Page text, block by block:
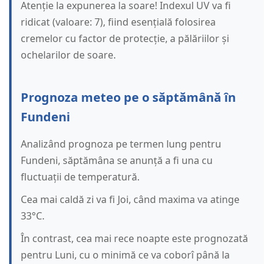
Atenție la expunerea la soare! Indexul UV va fi
ridicat (valoare: 7), fiind esențială folosirea
cremelor cu factor de protecție, a pălăriilor și
ochelarilor de soare.
Prognoza meteo pe o săptămână în
Fundeni
Analizând prognoza pe termen lung pentru
Fundeni, săptămâna se anunță a fi una cu
fluctuații de temperatură.
Cea mai caldă zi va fi Joi, când maxima va atinge
33°C.
În contrast, cea mai rece noapte este prognozată
pentru Luni, cu o minimă ce va coborî până la